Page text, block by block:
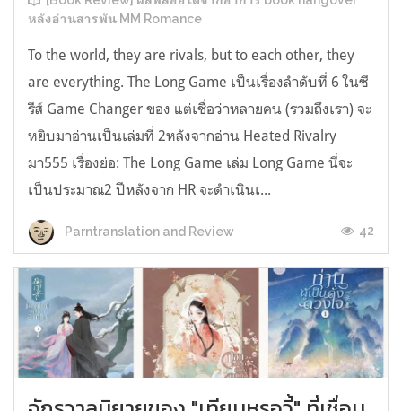
หลังอ่านสารพัน MM Romance
To the world, they are rivals, but to each other, they
are everything. The Long Game เป็นเรื่องลำดับที่ 6 ในซี
รีส์ Game Changer ของ แต่เชื่อว่าหลายคน (รวมถึงเรา) จะ
หยิบมาอ่านเป็นเล่มที่ 2หลังจากอ่าน Heated Rivalry
มา555 เรื่องย่อ: The Long Game เล่ม Long Game นี่จะ
เป็นประมาณ2 ปีหลังจาก HR จะดำเนินเ...
Parntranslation and Review 42